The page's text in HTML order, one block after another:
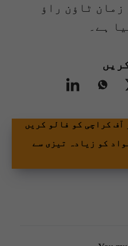
زمان ٹاؤن راؤ
ہے۔
آف کراچی کو فالو کریں
کو زیادہ تیزی سے